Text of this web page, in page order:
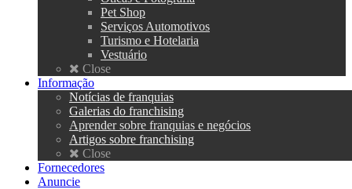
Pet Shop
Serviços Automotivos
Turismo e Hotelaria
Vestuário
Close
Informação
Notícias de franquias
Galerias do franchising
Aprender sobre franquias e negócios
Artigos sobre franchising
Close
Fornecedores
Anuncie